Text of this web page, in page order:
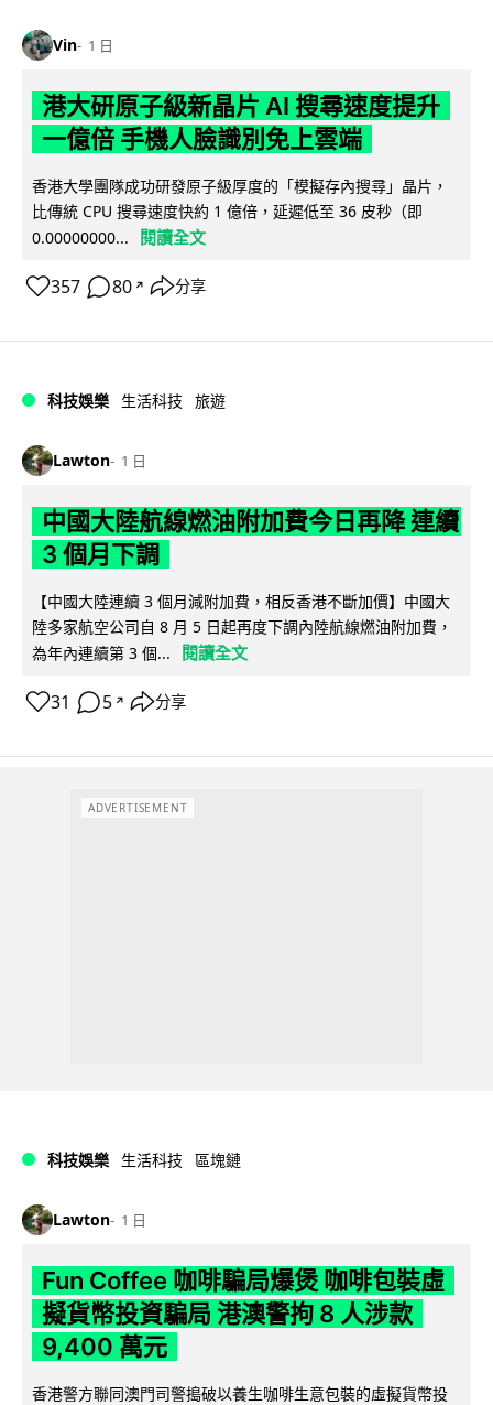
Vin 1 日
港大研原子級新晶片 AI 搜尋速度提升
一億倍 手機人臉識別免上雲端
香港大學團隊成功研發原子級厚度的「模擬存內搜尋」晶片，
比傳統 CPU 搜尋速度快約 1 億倍，延遲低至 36 皮秒（即
0.00000000...
閱讀全文
357 80 ↗ 分享
科技娛樂 生活科技 旅遊
Lawton 1 日
中國大陸航線燃油附加費今日再降 連續
3 個月下調
【中國大陸連續 3 個月減附加費，相反香港不斷加價】中國大
陸多家航空公司自 8 月 5 日起再度下調內陸航線燃油附加費，
為年內連續第 3 個...
閱讀全文
31 5 ↗ 分享
ADVERTISEMENT
科技娛樂 生活科技 區塊鏈
Lawton 1 日
Fun Coffee 咖啡騙局爆煲 咖啡包裝虛
擬貨幣投資騙局 港澳警拘 8 人涉款
9,400 萬元
香港警方聯同澳門司警搗破以養生咖啡生意包裝的虛擬貨幣投